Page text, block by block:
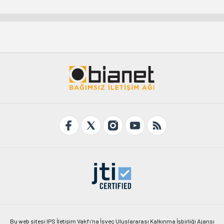
Bu web sitesi IPS İletişim Vakfı'na İsveç Uluslararası Kalkınma İşbirliği Ajansı